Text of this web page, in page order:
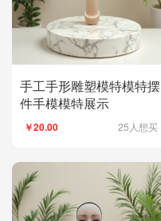
手工手形雕塑模特模特摆
件手模模特展示
￥20.00 25人想买